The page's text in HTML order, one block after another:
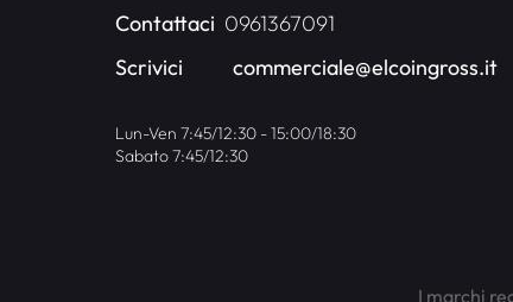
Contattaci 0961367091
Scrivici
commerciale@elcoingross.it
Lun-Ven 7:45/12:30 - 15:00/18:30
Sabato 7:45/12:30
I marchi